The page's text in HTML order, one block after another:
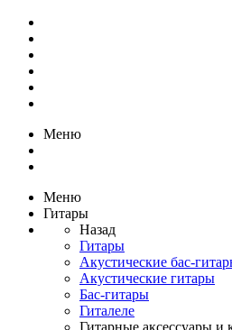
Меню
Меню
Гитары
Назад
Гитары
Акустические бас-
Акустические гитары
Бас-гитары
Гиталеле
Гитарные аксессуары